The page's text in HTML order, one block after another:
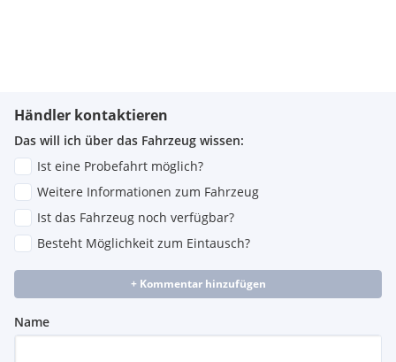
Händler kontaktieren
Das will ich über das Fahrzeug wissen:
Ist eine Probefahrt möglich?
Weitere Informationen zum Fahrzeug
Ist das Fahrzeug noch verfügbar?
Besteht Möglichkeit zum Eintausch?
+ Kommentar hinzufügen
Name